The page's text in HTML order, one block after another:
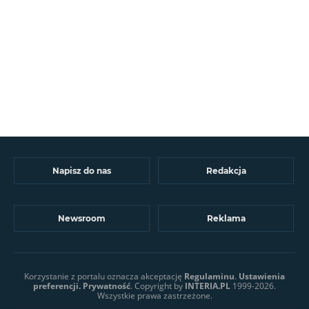
Napisz do nas Redakcja
Newsroom Reklama
Korzystanie z portalu oznacza akceptację Regulaminu. Ustawienia
preferencji. Prywatność. Copyright by INTERIA.PL 1999-2026.
Wszystkie prawa zastrzeżone.